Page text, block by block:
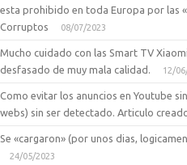
esta prohibido en toda Europa por las
Corruptos
08/07/2023
Mucho cuidado con las Smart TV
desfasado de muy mala calidad.
12/
Como evitar los anuncios en Youtube
webs) sin ser detectado. Articulo
Se «cargaron» (por unos dias,
24/05/2023